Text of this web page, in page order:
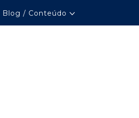
Blog / Conteúdo